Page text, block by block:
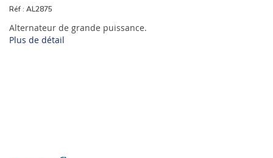
Réf : AL2875
Alternateur de grande puissance.
Plus de détail